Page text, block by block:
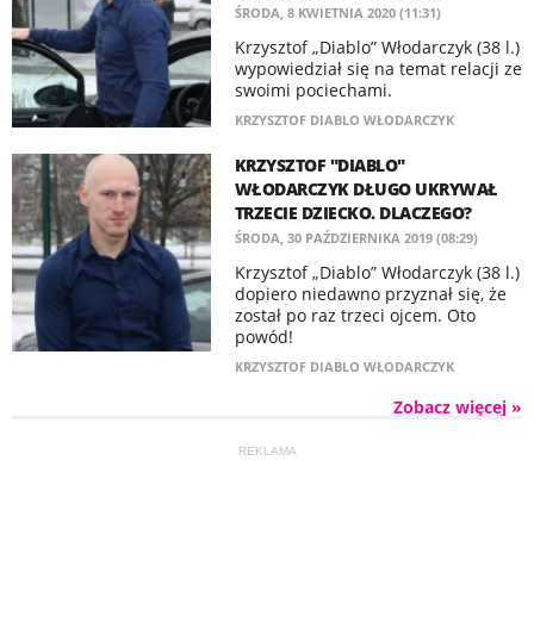
ŚRODA, 8 KWIETNIA 2020 (11:31)
Krzysztof „Diablo” Włodarczyk (38 l.)
wypowiedział się na temat relacji ze
swoimi pociechami.
KRZYSZTOF DIABLO WŁODARCZYK
KRZYSZTOF "DIABLO"
WŁODARCZYK DŁUGO UKRYWAŁ
TRZECIE DZIECKO. DLACZEGO?
ŚRODA, 30 PAŹDZIERNIKA 2019 (08:29)
Krzysztof „Diablo” Włodarczyk (38 l.)
dopiero niedawno przyznał się, że
został po raz trzeci ojcem. Oto
powód!
KRZYSZTOF DIABLO WŁODARCZYK
Zobacz więcej »
REKLAMA